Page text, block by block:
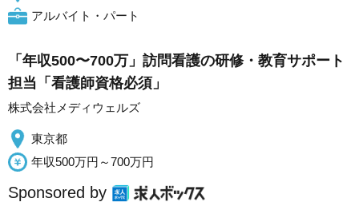
アルバイト・パート
「年収500〜700万」訪問看護の研修・教育サポート
担当「看護師資格必須」
株式会社メディウェルズ
東京都
年収500万円～700万円
Sponsored by